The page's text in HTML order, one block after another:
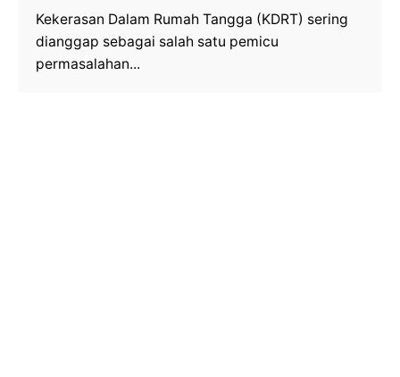
Kekerasan Dalam Rumah Tangga (KDRT) sering
dianggap sebagai salah satu pemicu
permasalahan...